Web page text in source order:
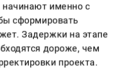
именно с
сформировать
Задержки на этапе
дороже, чем
проекта.